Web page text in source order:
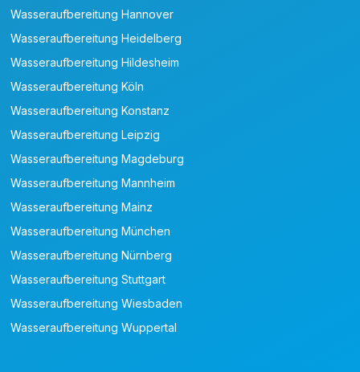
Wasseraufbereitung Hannover
Wasseraufbereitung Heidelberg
Wasseraufbereitung Hildesheim
Wasseraufbereitung Köln
Wasseraufbereitung Konstanz
Wasseraufbereitung Leipzig
Wasseraufbereitung Magdeburg
Wasseraufbereitung Mannheim
Wasseraufbereitung Mainz
Wasseraufbereitung München
Wasseraufbereitung Nürnberg
Wasseraufbereitung Stuttgart
Wasseraufbereitung Wiesbaden
Wasseraufbereitung Wuppertal